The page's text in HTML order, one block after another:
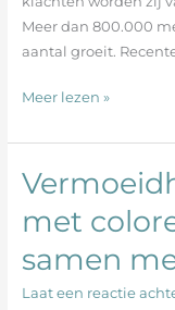
Meer dan 800.000
aantal groeit.
Meer lezen »
met
samen
Laat een reactie
Vermoeidheid
mannen
met
colorectale
kanker